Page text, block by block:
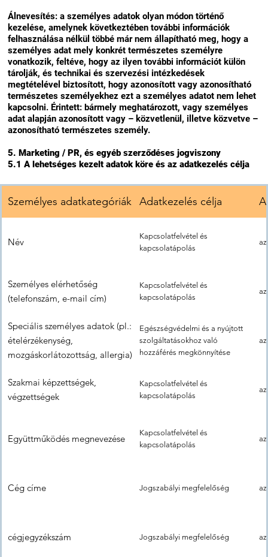
Álnevesítés: a személyes adatok olyan módon történő
kezelése, amelynek következtében további információk
felhasználása nélkül többé már nem állapítható meg, hogy a
személyes adat mely konkrét természetes személyre
vonatkozik, feltéve, hogy az ilyen további információt külön
tárolják, és technikai és szervezési intézkedések
megtételével biztosított, hogy azonosított vagy azonosítható
természetes személyekhez ezt a személyes adatot nem lehet
kapcsolni. Érintett: bármely meghatározott, vagy személyes
adat alapján azonosított vagy – közvetlenül, illetve közvetve –
azonosítható természetes személy.
5. Marketing / PR, és egyéb szerződéses jogviszony
5.1 A lehetséges kezelt adatok köre és az adatkezelés célja
Személyes adatkategóriák Adatkezelés célja
Név
Kapcsolatfelvétel és
kapcsolatápolás
Személyes elérhetőség
(telefonszám, e-mail cím)
Kapcsolatfelvétel és
kapcsolatápolás
Speciális személyes adatok (pl.:
ételérzékenység,
mozgáskorlátozottság, allergia)
Egészségvédelmi és a nyújtott
szolgáltatásokhoz való
hozzáférés megkönnyítése
Szakmai képzettségek,
végzettségek
Kapcsolatfelvétel és
kapcsolatápolás
Együttműködés megnevezése
Kapcsolatfelvétel és
kapcsolatápolás
Cég címe Jogszabályi megfelelőség
cégjegyzékszám Jogszabályi megfelelőség